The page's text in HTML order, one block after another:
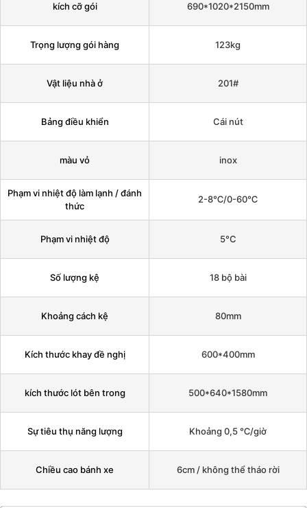
kích cỡ gói 690*1020*2150mm
Trọng lượng gói hàng 123kg
Vật liệu nhà ở 201#
Bảng điều khiển Cái nút
màu vỏ inox
Phạm vi nhiệt độ làm lạnh / đánh
thức
2-8℃/0-60℃
Phạm vi nhiệt độ 5°C
Số lượng kệ 18 bộ bài
Khoảng cách kệ 80mm
Kích thước khay đề nghị 600*400mm
kích thước lót bên trong 500*640*1580mm
Sự tiêu thụ năng lượng Khoảng 0,5 ℃/giờ
Chiều cao bánh xe 6cm / không thể tháo rời